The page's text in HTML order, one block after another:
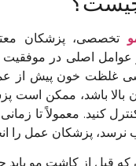
تخصصی، پزشکان
اصلی در
غلظت خون پیش از
باشد، ممکن است
کنید. معمولاً تا
نرسد، پزشکان عمل را